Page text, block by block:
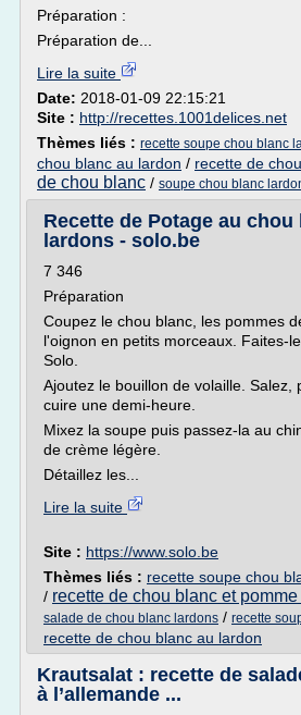
Préparation :
Préparation de...
Lire la suite
Date: 2018-01-09 22:15:21
Site : http://recettes.1001delices.net
Thèmes liés : recette soupe chou blanc
chou blanc au lardon / recette de
de chou blanc / soupe chou blanc
Recette de Potage au chou
lardons - solo.be
7 346
Préparation
Coupez le chou blanc, les pommes
l'oignon en petits morceaux. Faites-
Solo.
Ajoutez le bouillon de volaille. Salez,
cuire une demi-heure.
Mixez la soupe puis passez-la au
de crème légère.
Détaillez les...
Lire la suite
Site : https://www.solo.be
Thèmes liés : recette soupe chou
/ recette de chou blanc et
salade de chou blanc lardons / recette
recette de chou blanc au lardon
Krautsalat : recette de
à l’allemande ...